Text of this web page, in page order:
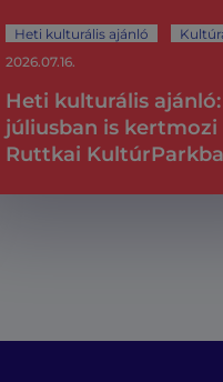
Heti kulturális ajánló
Heti kulturális ajánló:
júliusban is kertmozi
Ruttkai
2026.07.16.